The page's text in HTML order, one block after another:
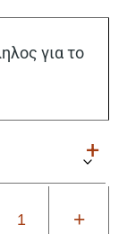
για το
+